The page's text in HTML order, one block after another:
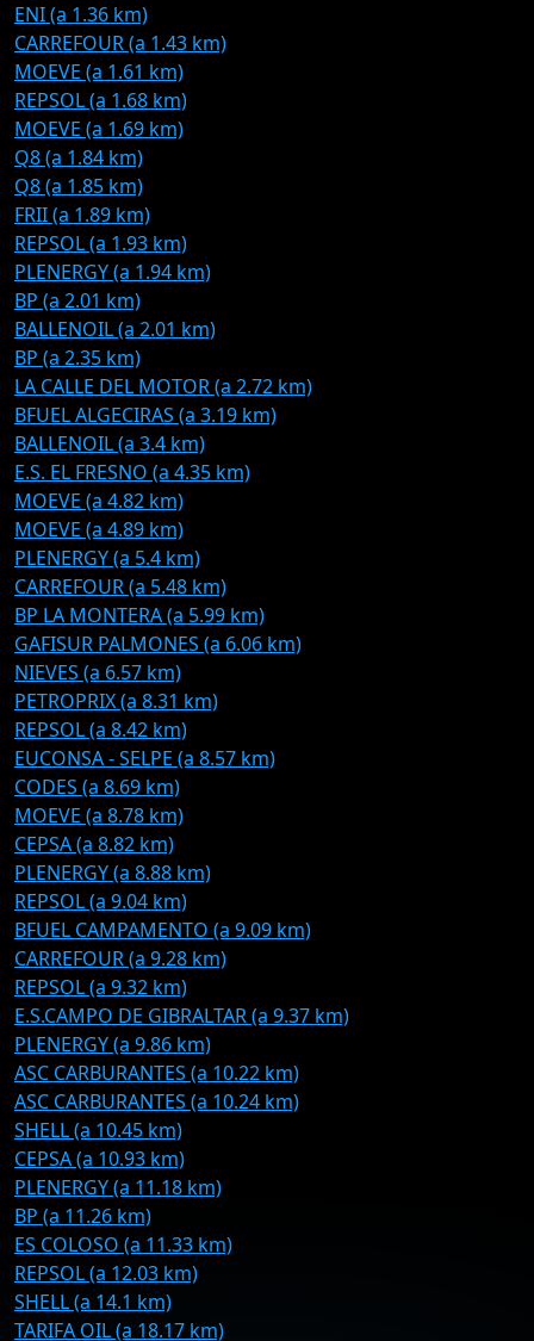
ENI (a 1.36 km)
CARREFOUR (a 1.43 km)
MOEVE (a 1.61 km)
REPSOL (a 1.68 km)
MOEVE (a 1.69 km)
Q8 (a 1.84 km)
Q8 (a 1.85 km)
FRII (a 1.89 km)
REPSOL (a 1.93 km)
PLENERGY (a 1.94 km)
BP (a 2.01 km)
BALLENOIL (a 2.01 km)
BP (a 2.35 km)
LA CALLE DEL MOTOR (a 2.72 km)
BFUEL ALGECIRAS (a 3.19 km)
BALLENOIL (a 3.4 km)
E.S. EL FRESNO (a 4.35 km)
MOEVE (a 4.82 km)
MOEVE (a 4.89 km)
PLENERGY (a 5.4 km)
CARREFOUR (a 5.48 km)
BP LA MONTERA (a 5.99 km)
GAFISUR PALMONES (a 6.06 km)
NIEVES (a 6.57 km)
PETROPRIX (a 8.31 km)
REPSOL (a 8.42 km)
EUCONSA - SELPE (a 8.57 km)
CODES (a 8.69 km)
MOEVE (a 8.78 km)
CEPSA (a 8.82 km)
PLENERGY (a 8.88 km)
REPSOL (a 9.04 km)
BFUEL CAMPAMENTO (a 9.09 km)
CARREFOUR (a 9.28 km)
REPSOL (a 9.32 km)
E.S.CAMPO DE GIBRALTAR (a 9.37 km)
PLENERGY (a 9.86 km)
ASC CARBURANTES (a 10.22 km)
ASC CARBURANTES (a 10.24 km)
SHELL (a 10.45 km)
CEPSA (a 10.93 km)
PLENERGY (a 11.18 km)
BP (a 11.26 km)
ES COLOSO (a 11.33 km)
REPSOL (a 12.03 km)
SHELL (a 14.1 km)
TARIFA OIL (a 18.17 km)